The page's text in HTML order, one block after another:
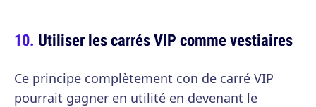
Utiliser les carrés VIP comme vestiaires
Ce principe complètement con de carré VIP
pourrait gagner en utilité en devenant le